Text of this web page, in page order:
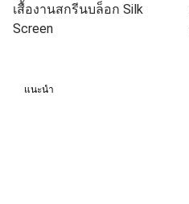
เสื้องานสกรีนบล็อก Silk
Screen
แนะนำ